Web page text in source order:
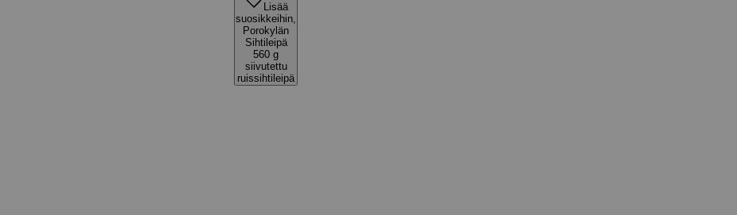
Lisää
suosikkeihin,
Porokylän
Sihtileipä
560 g
siivutettu
ruissihtileipä